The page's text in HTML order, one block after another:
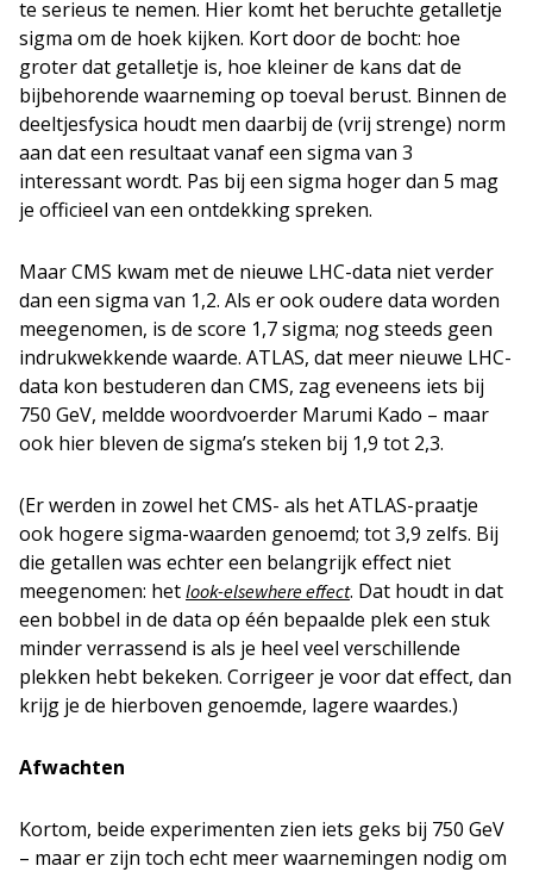
te serieus te nemen. Hier komt het beruchte getalletje
sigma om de hoek kijken. Kort door de bocht: hoe
groter dat getalletje is, hoe kleiner de kans dat de
bijbehorende waarneming op toeval berust. Binnen de
deeltjesfysica houdt men daarbij de (vrij strenge) norm
aan dat een resultaat vanaf een sigma van 3
interessant wordt. Pas bij een sigma hoger dan 5 mag
je officieel van een ontdekking spreken.
Maar CMS kwam met de nieuwe LHC-data niet verder
dan een sigma van 1,2. Als er ook oudere data worden
meegenomen, is de score 1,7 sigma; nog steeds geen
indrukwekkende waarde. ATLAS, dat meer nieuwe LHC-
data kon bestuderen dan CMS, zag eveneens iets bij
750 GeV, meldde woordvoerder Marumi Kado – maar
ook hier bleven de sigma’s steken bij 1,9 tot 2,3.
(Er werden in zowel het CMS- als het ATLAS-praatje
ook hogere sigma-waarden genoemd; tot 3,9 zelfs. Bij
die getallen was echter een belangrijk effect niet
meegenomen: het look-elsewhere effect. Dat houdt in dat
een bobbel in de data op één bepaalde plek een stuk
minder verrassend is als je heel veel verschillende
plekken hebt bekeken. Corrigeer je voor dat effect, dan
krijg je de hierboven genoemde, lagere waardes.)
Afwachten
Kortom, beide experimenten zien iets geks bij 750 GeV
– maar er zijn toch echt meer waarnemingen nodig om